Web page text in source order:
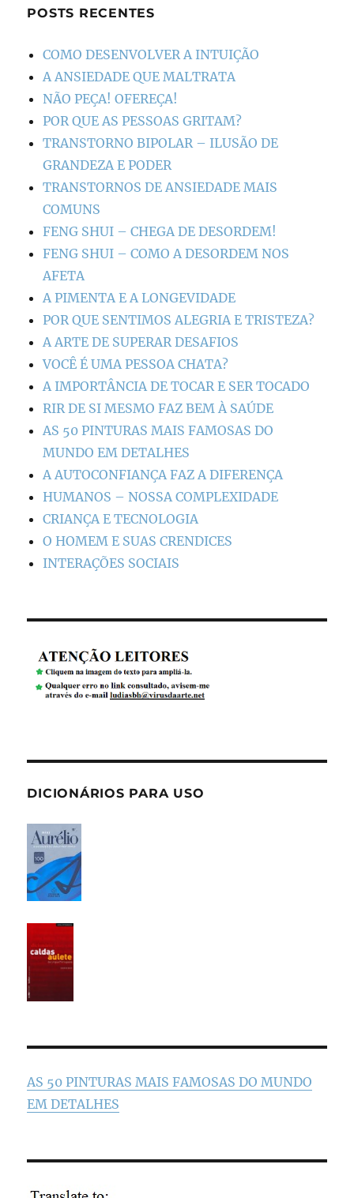
POSTS RECENTES
COMO DESENVOLVER A INTUIÇÃO
A ANSIEDADE QUE MALTRATA
NÃO PEÇA! OFEREÇA!
POR QUE AS PESSOAS GRITAM?
TRANSTORNO BIPOLAR – ILUSÃO DE
GRANDEZA E PODER
TRANSTORNOS DE ANSIEDADE MAIS
COMUNS
FENG SHUI – CHEGA DE DESORDEM!
FENG SHUI – COMO A DESORDEM NOS
AFETA
A PIMENTA E A LONGEVIDADE
POR QUE SENTIMOS ALEGRIA E TRISTEZA?
A ARTE DE SUPERAR DESAFIOS
VOCÊ É UMA PESSOA CHATA?
A IMPORTÂNCIA DE TOCAR E SER TOCADO
RIR DE SI MESMO FAZ BEM À SAÚDE
AS 50 PINTURAS MAIS FAMOSAS DO
MUNDO EM DETALHES
A AUTOCONFIANÇA FAZ A DIFERENÇA
HUMANOS – NOSSA COMPLEXIDADE
CRIANÇA E TECNOLOGIA
O HOMEM E SUAS CRENDICES
INTERAÇÕES SOCIAIS
DICIONÁRIOS PARA USO
AS 50 PINTURAS MAIS FAMOSAS DO MUNDO
EM DETALHES